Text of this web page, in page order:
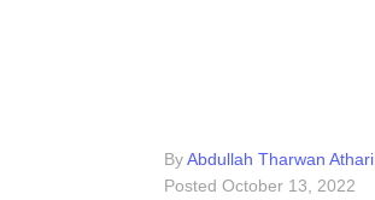
ByAbdullah Tharwan Athari
Posted October 13, 2022